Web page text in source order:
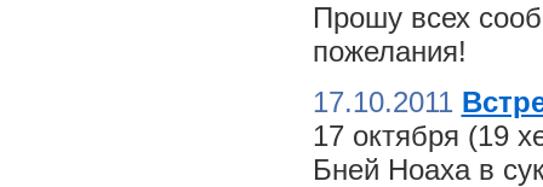
Прошу всех
пожелания!
17.10.2011
17 октября (19
Бней Ноаха в